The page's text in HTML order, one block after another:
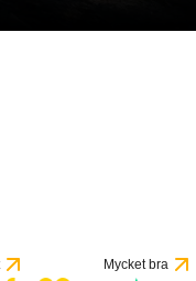
Mycket bra